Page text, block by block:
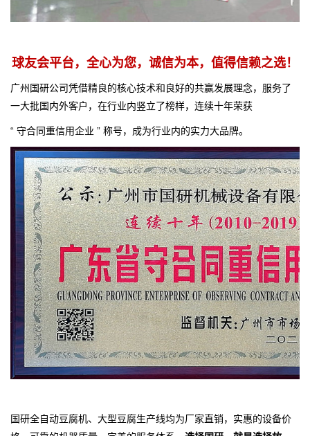
球友会平台，全心为您，诚信为本，值得信赖之选！
广州国研公司凭借精良的核心技术和良好的共赢发展理念，服务了
一大批国内外客户，在行业内竖立了榜样，连续十年荣获
“ 守合同重信用企业 ” 称号，成为行业内的实力大品牌。
国研全自动豆腐机、大型豆腐生产线均为厂家直销，实惠的设备价